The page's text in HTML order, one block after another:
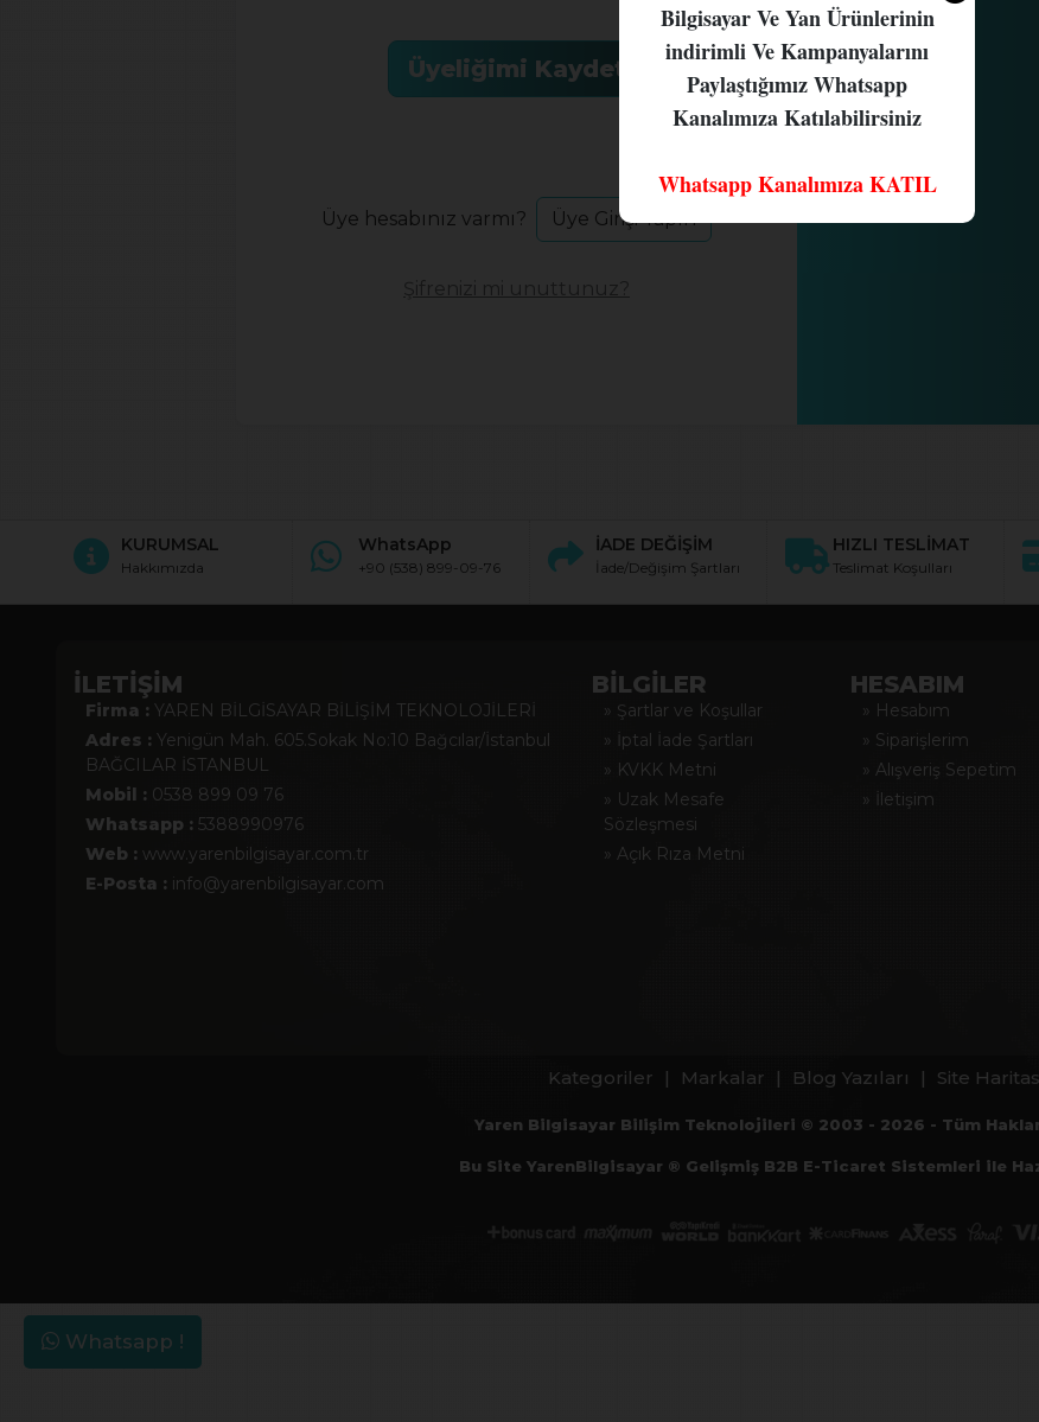
Üyeliğimi Kaydet
Üye hesabınız varmı? Üye Girişi Yapın
KURUMSAL
Hakkımızda
WhatsApp
+90 (538) 899-09-76
İADE DEĞİŞİM
İade/Değişim Şartları
HIZLI TESLİMAT
Teslimat Koşulları
İLETİŞİM
Firma : YAREN BİLGİSAYAR BİLİŞİM TEKNOLOJİLERİ
Adres : Yenigün Mah. 605.Sokak No:10 Bağcılar/İstanbul
BAĞCILAR İSTANBUL
Mobil : 0538 899 09 76
Whatsapp : 5388990976
Web : www.yarenbilgisayar.com.tr
E-Posta : info@yarenbilgisayar.com
BİLGİLER
» Şartlar ve Koşullar
» İptal İade Şartları
» KVKK Metni
» Uzak Mesafe
Sözleşmesi
» Açık Rıza Metni
HESABIM
» Hesabım
» Siparişlerim
» Alışveriş Sepetim
» İletişim
Kategoriler | Markalar | Blog Yazıları | Site
Yaren Bilgisayar Bilişim Teknolojileri © 2003 - 2026 - Tüm Hakları
Bu Site YarenBilgisayar ® Gelişmiş B2B E-Ticaret Sistemleri ile
Whatsapp !
Bilgisayar Ve Yan Ürünlerinin
indirimli Ve Kampanyalarını
Paylaştığımız Whatsapp
Kanalımıza Katılabilirsiniz
Whatsapp Kanalımıza KATIL